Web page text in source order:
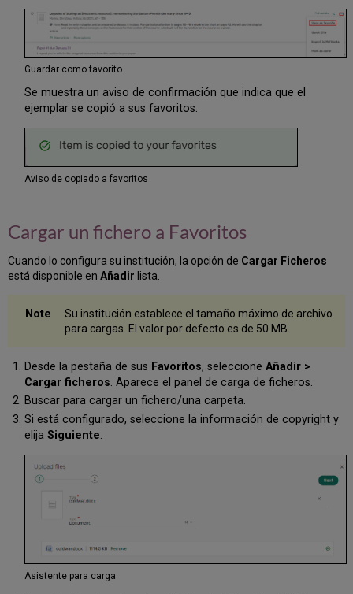
Guardar como favorito
Se muestra un aviso de confirmación que indica que el
ejemplar se copió a sus favoritos.
Aviso de copiado a favoritos
Cargar un fichero a Favoritos
Cuando lo configura su institución, la opción de Cargar Ficheros
está disponible enAñadir lista.
Su institución establece el tamaño máximo de archivo
para cargas. El valor por defecto es de 50 MB.
Desde la pestaña de sus Favoritos, seleccione Añadir >
Cargar ficheros. Aparece el panel de carga de ficheros.
Buscar para cargar un fichero/una carpeta.
Si está configurado, seleccione la información de copyright y
elija Siguiente.
Asistente para carga